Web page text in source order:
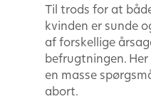
Til trods for at
kvinden er sunde
af forskellige
befrugtningen.
en masse
abort.